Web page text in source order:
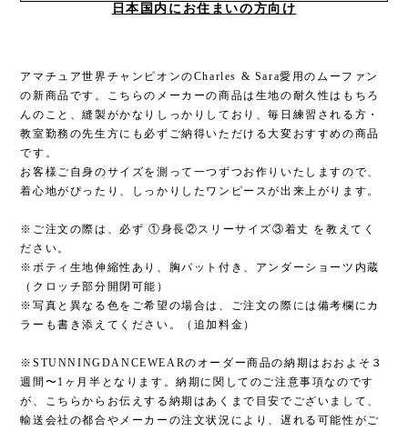
日本国内にお住まいの方向け
アマチュア世界チャンピオンのCharles & Sara愛用のムーファン
の新商品です。こちらのメーカーの商品は生地の耐久性はもちろ
んのこと、縫製がかなりしっかりしており、毎日練習される方・
教室勤務の先生方にも必ずご納得いただける大変おすすめの商品
です。
お客様ご自身のサイズを測って一つずつお作りいたしますので、
着心地がぴったり、しっかりしたワンピースが出来上がります。
※ご注文の際は、必ず ①身長②スリーサイズ③着丈 を教えてく
ださい。
※ボティ生地伸縮性あり、胸パット付き、アンダーショーツ内蔵
（クロッチ部分開閉可能）
※写真と異なる色をご希望の場合は、ご注文の際には備考欄にカ
ラーも書き添えてください。（追加料金）
※STUNNINGDANCEWEARのオーダー商品の納期はおおよそ３
週間〜1ヶ月半となります。納期に関してのご注意事項なのです
が、こちらからお伝えする納期はあくまで目安でございまして、
輸送会社の都合やメーカーの注文状況により、遅れる可能性がご